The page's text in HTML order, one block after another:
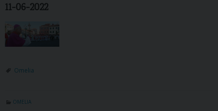
11-06-2022
Omelia
OMELIA